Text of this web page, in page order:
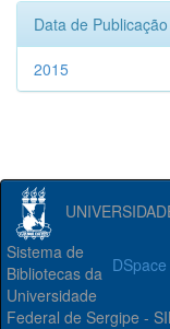
Data de Publicação
2015
Sistema de
Bibliotecas da
Universidade
Federal de Sergipe -